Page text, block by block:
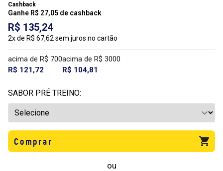
Cashback
Ganhe R$ 27,05 de cashback
R$ 135,24
2x de R$ 67,62 sem juros no cartão
acima de R$ 700
R$ 121,72
acima de R$ 3000
R$ 104,81
SABOR PRÉ TREINO:
Comprar
ou